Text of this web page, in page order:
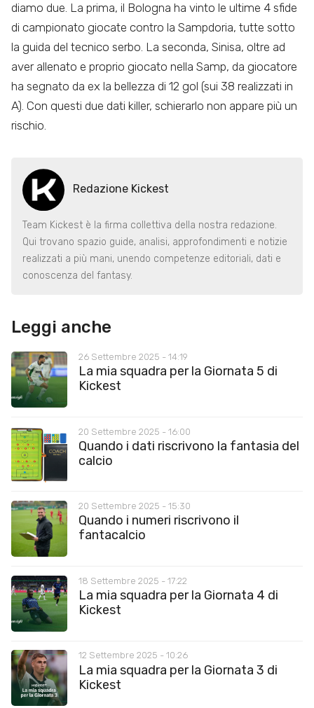
diamo due. La prima, il Bologna ha vinto le ultime 4 sfide
di campionato giocate contro la Sampdoria, tutte sotto
la guida del tecnico serbo. La seconda, Sinisa, oltre ad
aver allenato e proprio giocato nella Samp, da giocatore
ha segnato da ex la bellezza di 12 gol (sui 38 realizzati in
A). Con questi due dati killer, schierarlo non appare più un
rischio.
Redazione Kickest
Team Kickest è la firma collettiva della nostra redazione.
Qui trovano spazio guide, analisi, approfondimenti e notizie
realizzati a più mani, unendo competenze editoriali, dati e
conoscenza del fantasy.
Leggi anche
26 Settembre 2025 - 14:19
La mia squadra per la Giornata 5 di
Kickest
20 Settembre 2025 - 16:00
Quando i dati riscrivono la fantasia del
calcio
20 Settembre 2025 - 15:30
Quando i numeri riscrivono il
fantacalcio
18 Settembre 2025 - 17:22
La mia squadra per la Giornata 4 di
Kickest
12 Settembre 2025 - 10:26
La mia squadra per la Giornata 3 di
Kickest